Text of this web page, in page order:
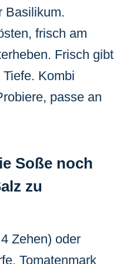
Basilikum.
frisch am
Frisch gibt
Kombi
passe an
Soße noch
zu
Zehen) oder
Tomatenmark